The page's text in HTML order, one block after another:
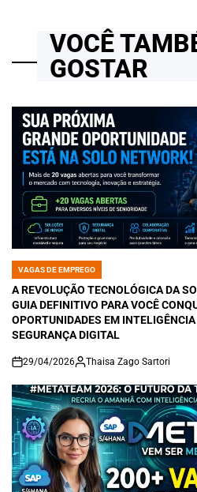
VOCÊ
GOSTAR
POSTED
IN
VAGAS DE EMPREGO
A REVOLUÇÃO TECNOLÓGICA DA
GUIA DEFINITIVO PARA VOCÊ
OPORTUNIDADES EM
SEGURANÇA DIGITAL
on
29/04/2026 Thaisa Zago Sartori